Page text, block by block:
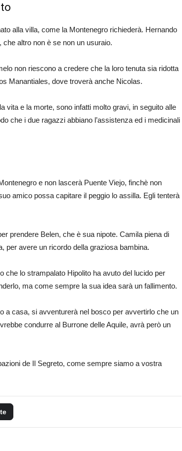
alla villa, come la Montenegro richiederà. Hernando
altro non è se non un usuraio.
non riescono a credere che la loro tenuta sia ridotta
Manantiales, dove troverà anche Nicolas.
vita e la morte, sono infatti molto gravi, in seguito alle
che i due ragazzi abbiano l’assistenza ed i medicinali
e non lascerà Puente Viejo, finchè non
amico possa capitare il peggio lo assilla. Egli tenterà
prendere Belen, che è sua nipote. Camila piena di
per avere un ricordo della graziosa bambina.
che lo strampalato Hipolito ha avuto del lucido per
ma come sempre la sua idea sarà un fallimento.
a casa, si avventurerà nel bosco per avvertirlo che un
condurre al Burrone delle Aquile, avrà però un
de Il Segreto, come sempre siamo a vostra